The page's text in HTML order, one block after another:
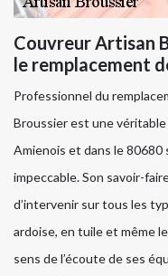
Couvreur Artisan
le remplacement
Professionnel du
Broussier est une véritable
Amienois et dans le 80680
impeccable. Son savoir-
d’intervenir sur tous les
ardoise, en tuile et même
sens de l’écoute de ses